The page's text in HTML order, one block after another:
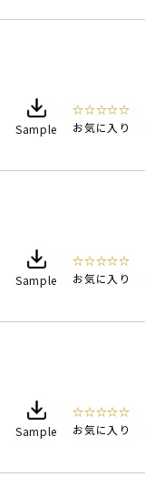
Sample
☆☆☆☆☆
お気に入り
Sample
☆☆☆☆☆
お気に入り
Sample
☆☆☆☆☆
お気に入り